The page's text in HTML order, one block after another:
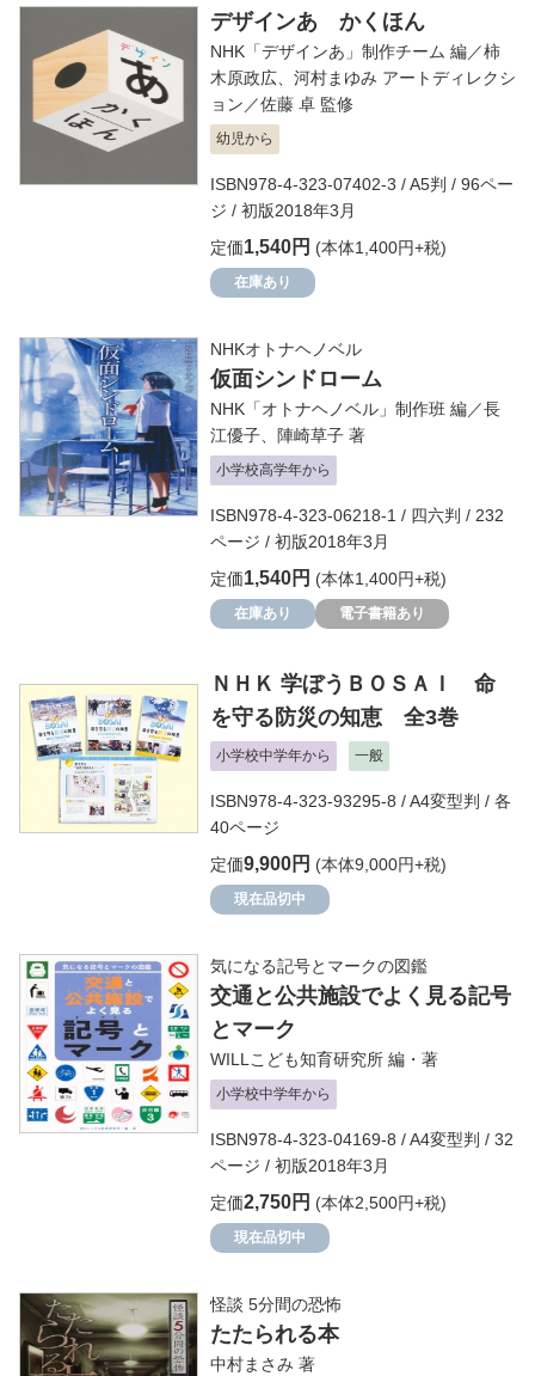
デザインあ かくほん
NHK「デザインあ」制作チーム 編／柿
木原政広
河村まゆみ アートディレクシ
ョン／佐藤 卓 監修
幼児から
ISBN978-4-323-07402-3 / A5判 / 96ペー
ジ / 初版2018年3月
定価1,540円 (本体1,400円+税)
在庫あり
NHKオトナヘノベル
仮面シンドローム
NHK「オトナヘノベル」制作班 編／長
江優子
陣崎草子 著
小学校高学年から
ISBN978-4-323-06218-1 / 四六判 / 232
ページ / 初版2018年3月
定価1,540円 (本体1,400円+税)
在庫あり 電子書籍あり
ＮＨＫ 学ぼうＢＯＳＡＩ 命
を守る防災の知恵 全3巻
小学校中学年から 一般
ISBN978-4-323-93295-8 / A4変型判 / 各
40ページ
定価9,900円 (本体9,000円+税)
現在品切中
気になる記号とマークの図鑑
交通と公共施設でよく見る記号
とマーク
WILLこども知育研究所 編・著
小学校中学年から
ISBN978-4-323-04169-8 / A4変型判 / 32
ページ / 初版2018年3月
定価2,750円 (本体2,500円+税)
現在品切中
怪談 5分間の恐怖
たたられる本
中村まさみ 著